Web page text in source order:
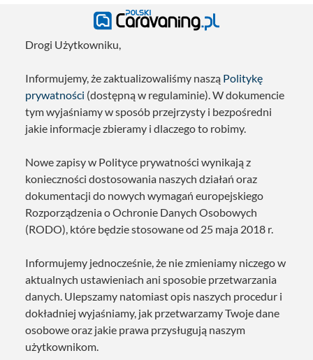
Drogi Użytkowniku,
Informujemy, że zaktualizowaliśmy naszą Politykę
prywatności (dostępną w regulaminie). W dokumencie
tym wyjaśniamy w sposób przejrzysty i bezpośredni
jakie informacje zbieramy i dlaczego to robimy.
Nowe zapisy w Polityce prywatności wynikają z
konieczności dostosowania naszych działań oraz
dokumentacji do nowych wymagań europejskiego
Rozporządzenia o Ochronie Danych Osobowych
(RODO), które będzie stosowane od 25 maja 2018 r.
Informujemy jednocześnie, że nie zmieniamy niczego w
aktualnych ustawieniach ani sposobie przetwarzania
danych. Ulepszamy natomiast opis naszych procedur i
dokładniej wyjaśniamy, jak przetwarzamy Twoje dane
osobowe oraz jakie prawa przysługują naszym
użytkownikom.